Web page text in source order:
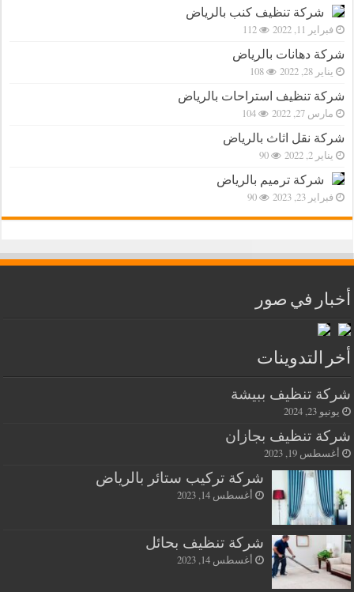
شركة تنظيف كنب بالرياض
فبراير 11, 2022 112
شركة دهانات بالرياض
يناير 28, 2022 108
شركة تنظيف استراحات بالرياض
مارس 27, 2022 104
شركة نقل اثاث بالرياض
يناير 2, 2022 90
شركة ترميم بالرياض
فبراير 23, 2023 90
أخبار في صور
أخر التدوينات
شركة تنظيف ببيشة
يونيو 23, 2024
شركة تنظيف بجازان
أغسطس 19, 2023
شركة تركيب ستائر بالرياض
أغسطس 14, 2023
شركة تنظيف بحائل
أغسطس 14, 2023